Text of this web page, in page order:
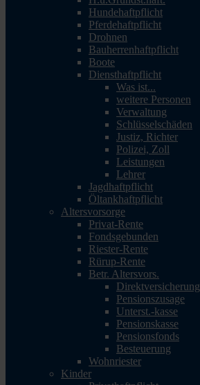
Hundehaftpflicht
Pferdehaftpflicht
Drohnen
Bauherrenhaftpflicht
Boote
Diensthaftpflicht
Was ist...
weitere Personen
Verwaltung
Schlüsselschäden
Justiz, Richter
Polizei, Zoll
Leistungen
Lehrer
Jagdhaftpflicht
Öltankhaftpflicht
Altersvorsorge
Privat-Rente
Fondsgebunden
Riester-Rente
Rürup-Rente
Betr. Altersvors.
Direktversicherung
Pensionszusage
Unterst.-kasse
Pensionskasse
Pensionsfonds
Besteuerung
Wohnriester
Kinder